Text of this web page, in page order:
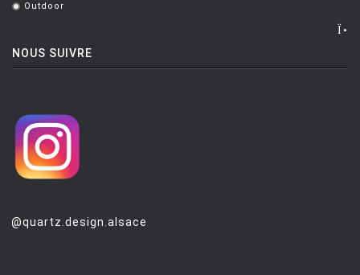
. Outdoor
NOUS SUIVRE
@quartz.design.alsace